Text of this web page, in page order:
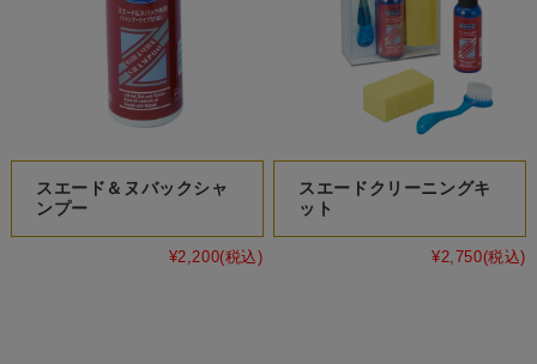
スエード＆ヌバックシャ
ンプー
¥2,200(税込)
スエードクリーニングキ
ット
¥2,750(税込)